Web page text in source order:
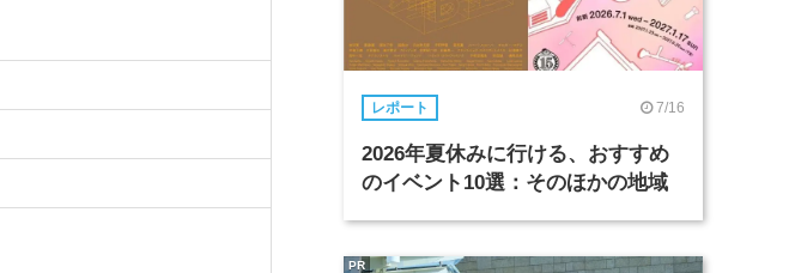
レポート 7/16
2026年夏休みに行ける、おすすめ
のイベント10選：そのほかの地域
PR